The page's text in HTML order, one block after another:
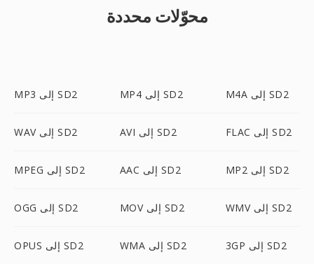
محوّلات محددة
MP3 إلى SD2 MP4 إلى SD2 M4A إلى SD2
WAV إلى SD2 AVI إلى SD2 FLAC إلى SD2
MPEG إلى SD2 AAC إلى SD2 MP2 إلى SD2
OGG إلى SD2 MOV إلى SD2 WMV إلى SD2
OPUS إلى SD2 WMA إلى SD2 3GP إلى SD2